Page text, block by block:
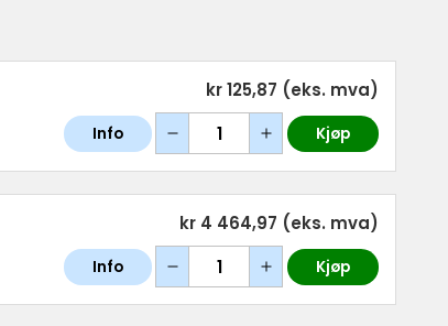
kr 125,87 (eks. mva)
Info Kjøp
kr 4 464,97 (eks. mva)
Info Kjøp